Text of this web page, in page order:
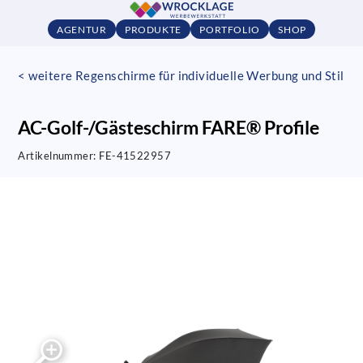
AGENTUR PRODUKTE PORTFOLIO SHOP
< weitere Regenschirme für individuelle Werbung und Stil
AC-Golf-/Gästeschirm FARE® Profile
Artikelnummer: FE-41522957